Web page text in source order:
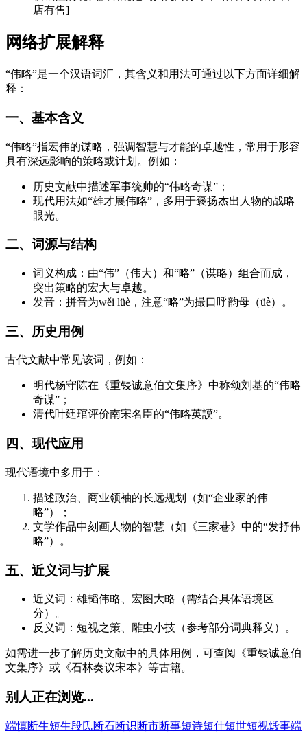
店有售]
网络扩展解释
“伟略”是一个汉语词汇，其含义和用法可通过以下方面详细解
释：
一、基本含义
“伟略”指宏伟的谋略，强调智慧与才能的卓越性，常用于形容
具有深远影响的策略或计划。例如：
历史文献中描述军事统帅的“伟略奇谋”；
现代用法如“雄才展伟略”，多用于褒扬杰出人物的战略
眼光。
二、词源与结构
词义构成：由“伟”（伟大）和“略”（谋略）组合而成，
突出策略的宏大与卓越。
发音：拼音为wěi lüè，注意“略”为撮口呼韵母（üè）。
三、历史用例
古代文献中常见该词，例如：
明代杨守陈在《重锓诚意伯文集序》中称颂刘基的“伟略
奇谋”；
清代叶廷琯评价南宋名臣的“伟略英謨”。
四、现代应用
现代语境中多用于：
描述政治、商业领袖的长远规划（如“企业家的伟
略”）；
文学作品中刻画人物的智慧（如《三家巷》中的“发抒伟
略”）。
五、近义词与扩展
近义词：雄韬伟略、宏图大略（需结合具体语境区
分）。
反义词：短视之策、雕虫小技（参考部分词典释义）。
如需进一步了解历史文献中的具体用例，可查阅《重锓诚意伯
文集序》或《石林奏议宋本》等古籍。
别人正在浏览...
端慎断生短生段氏断石断识断市断事短诗短什短世短视煅事端